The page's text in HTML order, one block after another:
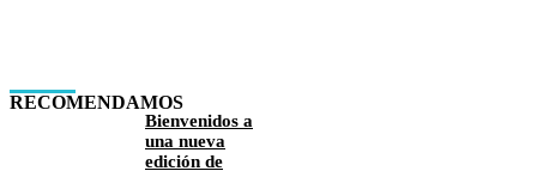
RECOMENDAMOS
Bienvenidos a
una nueva
edición de